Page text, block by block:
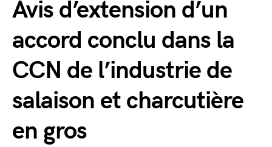
Avis d’extension d’un
accord conclu dans la
CCN de l’industrie de
salaison et charcutière
en gros